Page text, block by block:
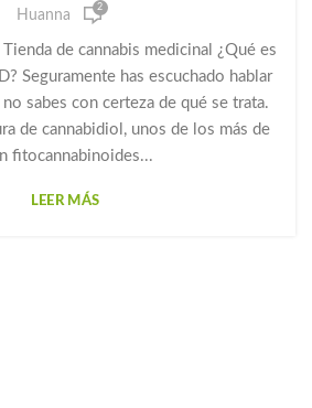
GOTAS DE CANNABIS
GOTAS PARA LA ANSIEDAD , HUANNA
PRODUCTOS CBD
Huanna 2
de cannabis medicinal ¿Qué es
Seguramente has escuchado hablar
sabes con certeza de qué se trata.
de cannabidiol, unos de los más de
fitocannabinoides...
LEER MÁS